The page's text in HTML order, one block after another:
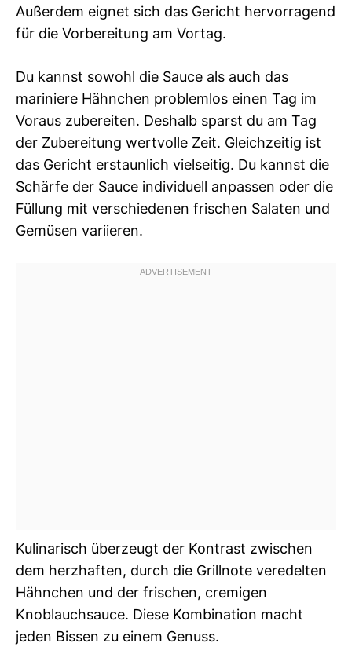
Außerdem eignet sich das Gericht hervorragend
für die Vorbereitung am Vortag.
Du kannst sowohl die Sauce als auch das
mariniere Hähnchen problemlos einen Tag im
Voraus zubereiten. Deshalb sparst du am Tag
der Zubereitung wertvolle Zeit. Gleichzeitig ist
das Gericht erstaunlich vielseitig. Du kannst die
Schärfe der Sauce individuell anpassen oder die
Füllung mit verschiedenen frischen Salaten und
Gemüsen variieren.
Kulinarisch überzeugt der Kontrast zwischen
dem herzhaften, durch die Grillnote veredelten
Hähnchen und der frischen, cremigen
Knoblauchsauce. Diese Kombination macht
jeden Bissen zu einem Genuss.